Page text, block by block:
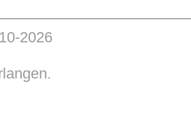
2026